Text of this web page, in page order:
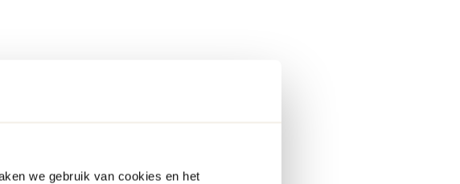
we gebruik van cookies en het